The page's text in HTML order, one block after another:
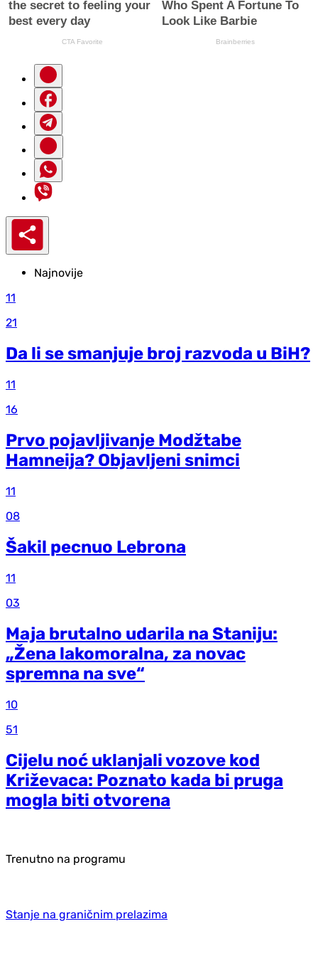
Najnovije
11
21
Da li se smanjuje broj razvoda u BiH?
11
16
Prvo pojavljivanje Modžtabe
Hamneija? Objavljeni snimci
11
08
Šakil pecnuo Lebrona
11
03
Maja brutalno udarila na Staniju:
„Žena lakomoralna, za novac
spremna na sve“
10
51
Cijelu noć uklanjali vozove kod
Križevaca: Poznato kada bi pruga
mogla biti otvorena
Trenutno na programu
Stanje na graničnim prelazima